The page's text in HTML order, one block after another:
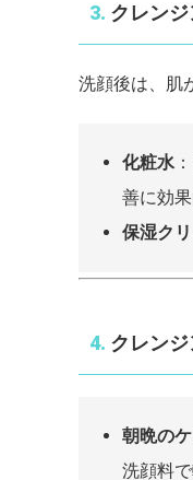
3. クレン
洗顔後は、肌
化粧水
善に効果
保湿ク
4. クレン
朝晩の
洗顔料